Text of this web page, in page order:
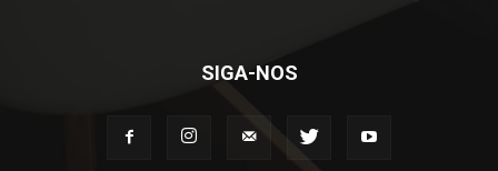
SIGA-NOS